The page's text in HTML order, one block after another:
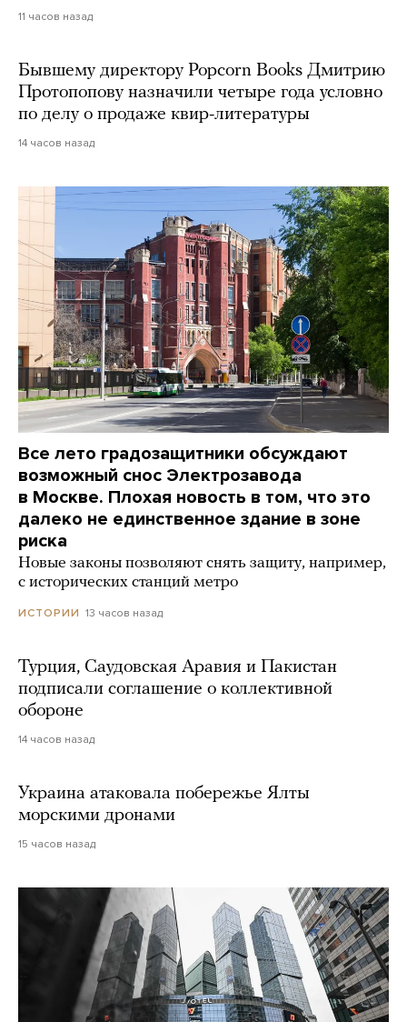
11 часов назад
Бывшему директору Popcorn Books Дмитрию
Протопопову назначили четыре года условно
по делу о продаже квир-литературы
14 часов назад
Все лето градозащитники обсуждают
возможный снос Электрозавода
в Москве. Плохая новость в том, что это
далеко не единственное здание в зоне
риска
Новые законы позволяют снять защиту, например,
с исторических станций метро
ИСТОРИИ 13 часов назад
Турция, Саудовская Аравия и Пакистан
подписали соглашение о коллективной
обороне
14 часов назад
Украина атаковала побережье Ялты
морскими дронами
15 часов назад